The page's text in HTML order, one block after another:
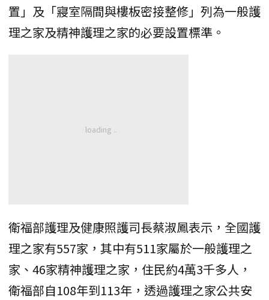
置」及「寢室隔間與樓板密接整修」列為一般護
理之家及精神護理之家的必要設置標準。
衛福部護理及健康照護司長蔡淑鳳表示，全國護
理之家有557家，其中有511家屬於一般護理之
家、46家精神護理之家，住民約4萬3千多人，
衛福部自108年到113年，透過護理之家公共安